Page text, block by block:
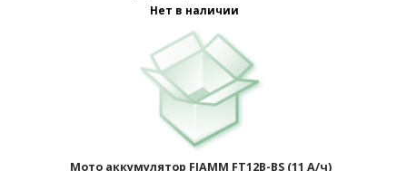
Нет в наличии
Мото аккумулятор FIAMM FT12B-BS (11 А/ч)